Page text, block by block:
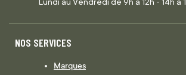
NOS SERVICES
Marques